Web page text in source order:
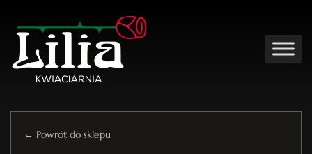
← Powrót do sklepu